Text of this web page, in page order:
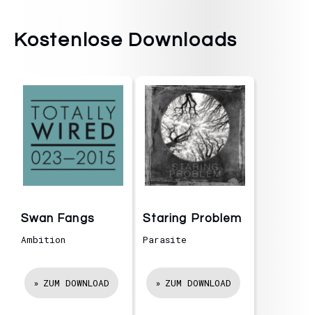
Kostenlose Downloads
Swan Fangs
Ambition
ZUM DOWNLOAD
Staring Problem
Parasite
ZUM DOWNLOAD